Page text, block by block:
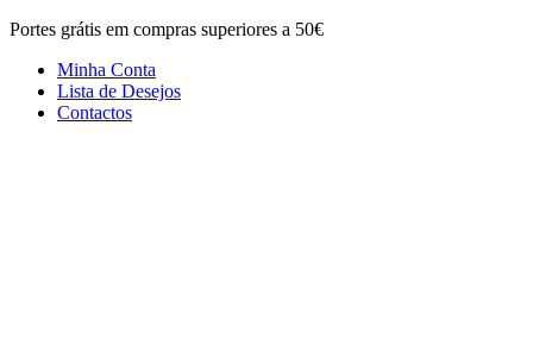
Portes grátis em compras superiores a 50€
Minha Conta
Lista de Desejos
Contactos